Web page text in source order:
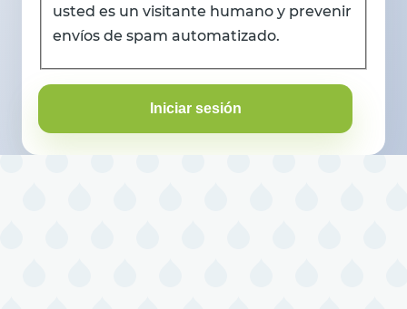
usted es un visitante humano y prevenir
envíos de spam automatizado.